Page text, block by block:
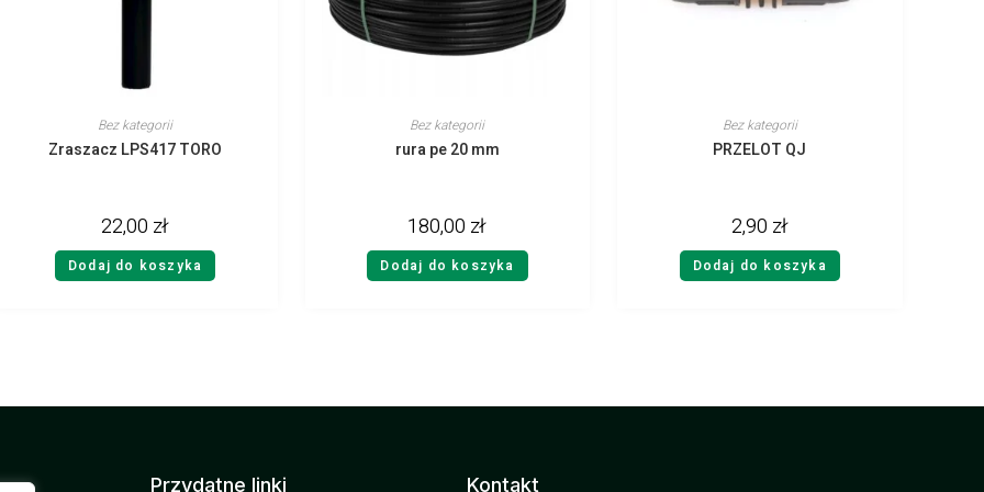
Bez kategorii
Zraszacz LPS417 TORO
22,00 zł
Dodaj do koszyka
Bez kategorii
rura pe 20 mm
180,00 zł
Dodaj do koszyka
Bez kategorii
PRZELOT QJ
2,90 zł
Dodaj do koszyka
Przydatne linki Kontakt